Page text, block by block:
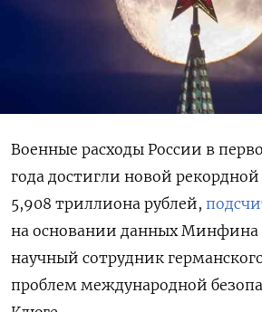
Военные расходы России в
года достигли новой
5,908 триллиона рублей,
на основании данных Минфина
научный сотрудник
проблем международной